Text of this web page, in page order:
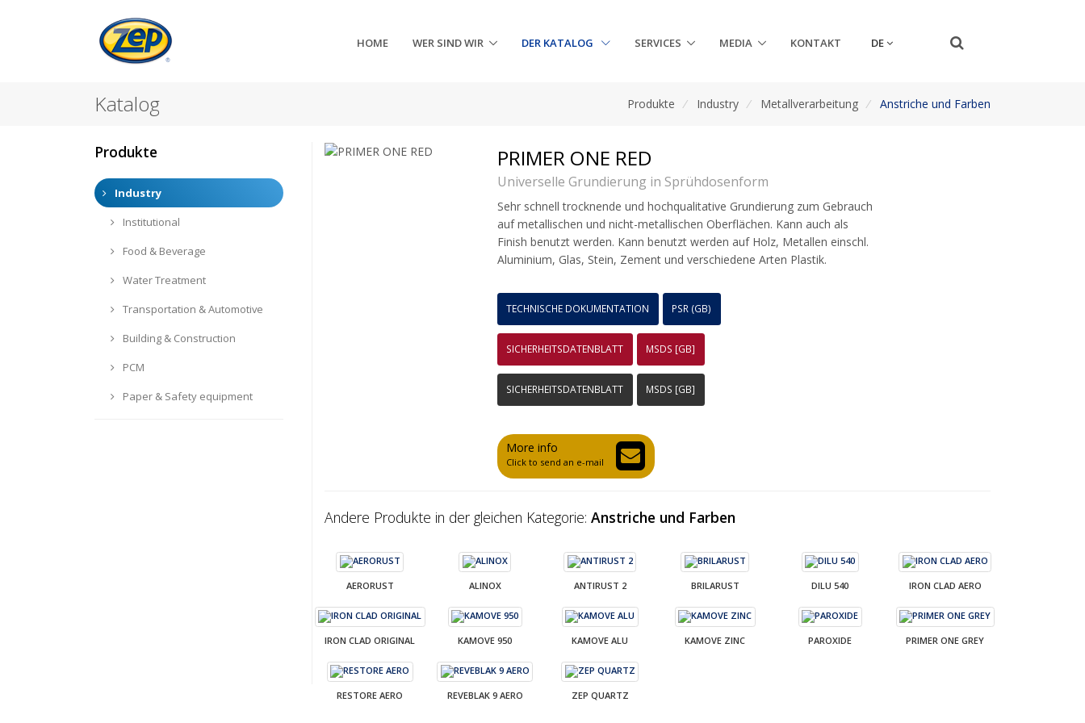
HOME WER SIND WIR DER KATALOG SERVICES MEDIA KONTAKT DE
Katalog Produkte / Industry / Metallverarbeitung / Anstriche und Farben
PRIMER ONE RED
Universelle Grundierung in Sprühdosenform
Sehr schnell trocknende und hochqualitative Grundierung zum Gebrauch
auf metallischen und nicht-metallischen Oberflächen. Kann auch als
Finish benutzt werden. Kann benutzt werden auf Holz, Metallen einschl.
Aluminium, Glas, Stein, Zement und verschiedene Arten Plastik.
TECHNISCHE DOKUMENTATION PSR (GB)
SICHERHEITSDATENBLATT MSDS [GB]
SICHERHEITSDATENBLATT MSDS [GB]
More info
Click to send an e-mail
Andere Produkte in der gleichen Kategorie: Anstriche und Farben
AERORUST ALINOX ANTIRUST 2 BRILARUST DILU 540 IRON CLAD AERO
IRON CLAD ORIGINAL KAMOVE 950 KAMOVE ALU KAMOVE ZINC PAROXIDE PRIMER ONE GREY
RESTORE AERO REVEBLAK 9 AERO ZEP QUARTZ
Produkte
Industry
Institutional
Food & Beverage
Water Treatment
Transportation & Automotive
Building & Construction
PCM
Paper & Safety equipment